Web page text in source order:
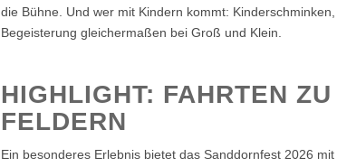
die Bühne. Und wer mit Kindern kommt:
Begeisterung gleichermaßen bei Groß und Klein.
HIGHLIGHT: FAHRTEN
FELDERN
Ein besonderes Erlebnis bietet das Sanddornfest 2026